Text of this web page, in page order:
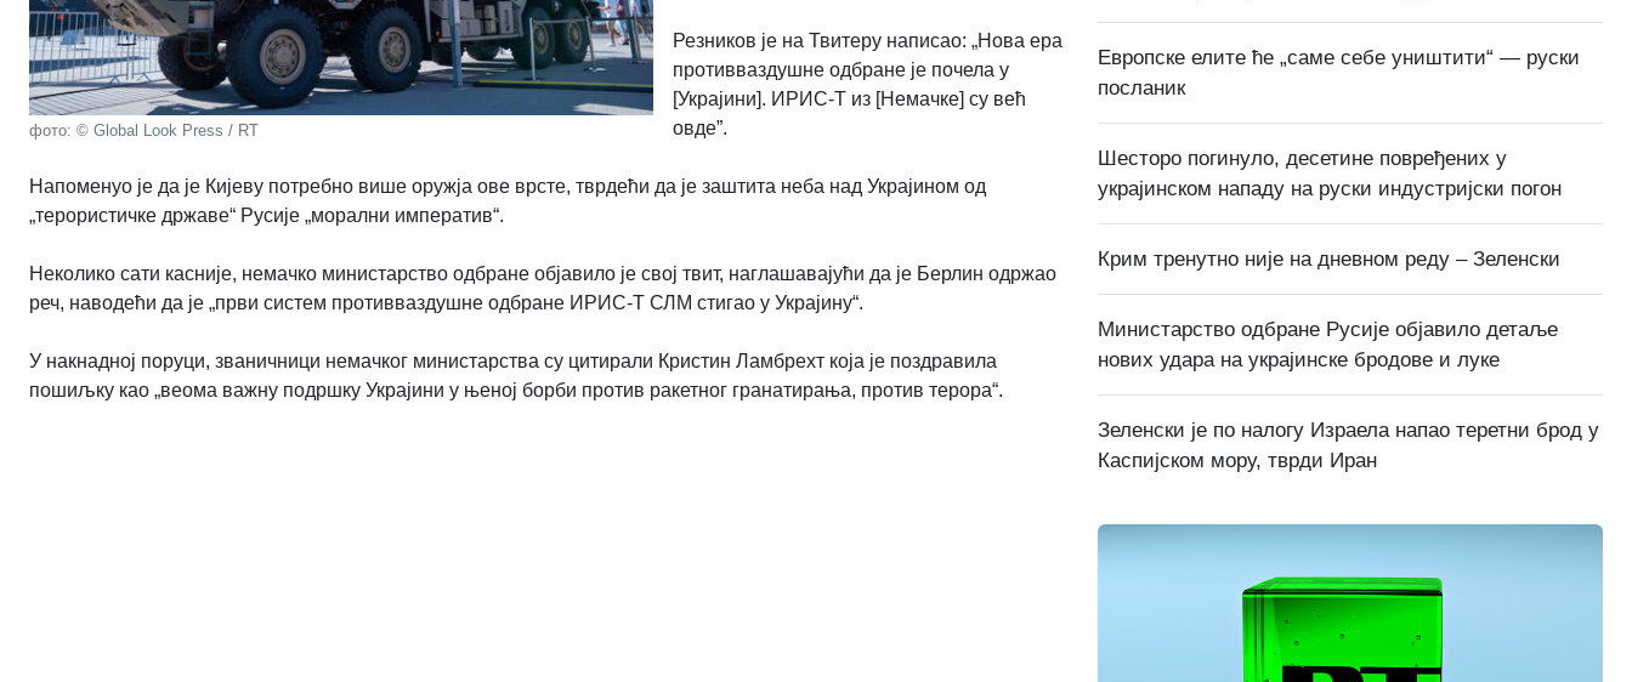
фото: © Global Look Press / RT
Резников је на Твитеру написао: „Нова ера
противваздушне одбране је почела у
[Украјини]. ИРИС-Т из [Немачке] су већ
овде”.
Напоменуо је да је Кијеву потребно више оружја ове врсте, тврдећи да је заштита неба над Украјином од
„терористичке државе“ Русије „морални императив“.
Неколико сати касније, немачко министарство одбране објавило је свој твит, наглашавајући да је Берлин одржао
реч, наводећи да је „први систем противваздушне одбране ИРИС-Т СЛМ стигао у Украјину“.
У накнадној поруци, званичници немачког министарства су цитирали Кристин Ламбрехт која је поздравила
пошиљку као „веома важну подршку Украјини у њеној борби против ракетног гранатирања, против терора“.
Европске елите ће „саме себе уништити“ — руски
посланик
Шесторо погинуло, десетине повређених у
украјинском нападу на руски индустријски погон
Крим тренутно није на дневном реду – Зеленски
Министарство одбране Русије објавило детаље
нових удара на украјинске бродове и луке
Зеленски је по налогу Израела напао теретни брод у
Каспијском мору, тврди Иран